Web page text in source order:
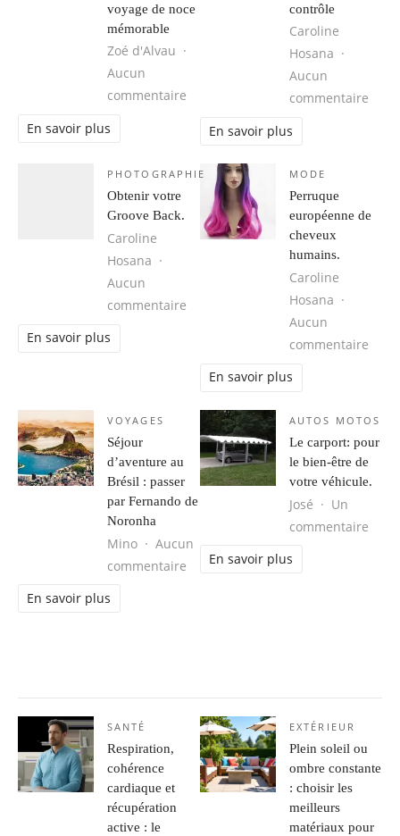
voyage de noce
mémorable
Zoé d'Alvau
Aucun
commentaire sur Cuba, une destination idéale
En savoir plus
contrôle
Caroline
Hosana
Aucun
commentaire
En savoir plus
PHOTOGRAPHIE
Obtenir votre
Groove Back.
Caroline
Hosana
Aucun
commentaire sur Obtenir votre Groove Back.
En savoir plus
MODE
Perruque
européenne de
cheveux
humains.
Caroline
Hosana
Aucun
commentaire
En savoir plus
VOYAGES
Séjour
d’aventure au
Brésil : passer
par Fernando de
Noronha
Mino
Aucun
commentaire sur Séjour d’aventure au Brésil :
En savoir plus
AUTOS MOTOS
Le carport: pour
le bien-être de
votre véhicule.
José
Un
commentaire
En savoir plus
SANTÉ
Respiration,
cohérence
cardiaque et
récupération
active : le
EXTÉRIEUR
Plein soleil ou
ombre constante
: choisir les
meilleurs
matériaux pour